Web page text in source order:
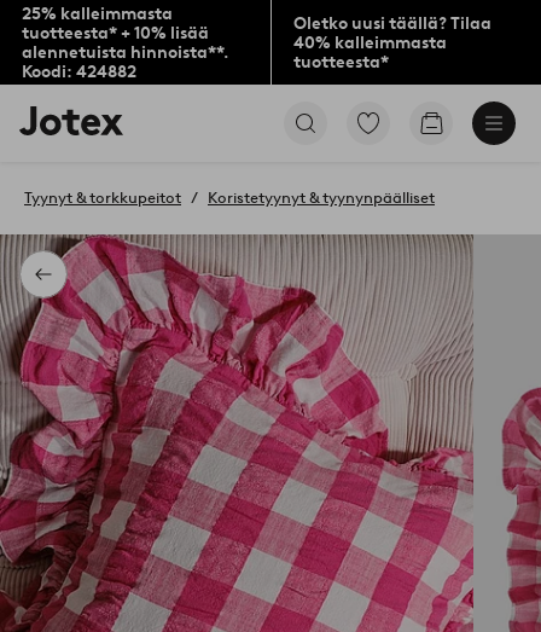
25% kalleimmasta
tuotteesta* + 10% lisää
alennetuista hinnoista**.
Koodi: 424882
Oletko uusi täällä? Tilaa
40% kalleimmasta
tuotteesta*
Jotex-
logo
aloitussivulle
Siirry
Siirry
Takaisin
Tyynyt & torkkupeitot Koristetyynyt & tyynynpäälliset